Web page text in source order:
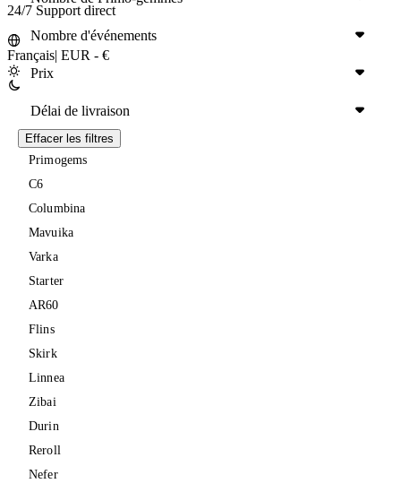
24/7 Support direct
Français| EUR - €
Nombre d'événements
Prix
Délai de livraison
Effacer les filtres
Primogems
C6
Columbina
Mavuika
Varka
Starter
AR60
Flins
Skirk
Linnea
Zibai
Durin
Reroll
Nefer